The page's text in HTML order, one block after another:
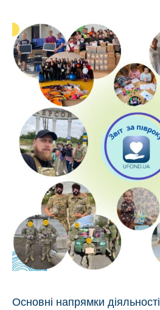
Основні напрямки діяльності